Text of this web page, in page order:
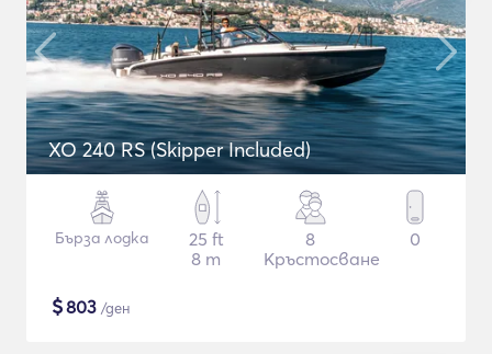
XO 240 RS (Skipper Included)
Бърза лодка
25 ft
8 m
8
Кръстосване
0
$803 /ден